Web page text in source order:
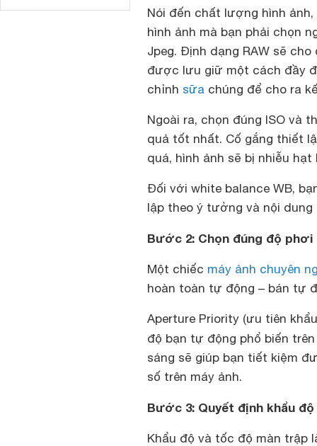
Nói đến chất lượng hình
hình ảnh mà bạn phải chọn
Jpeg. Định dạng RAW sẽ
được lưu giữ một cách đầy
chỉnh sữa chúng để cho ra
Ngoài ra, chọn đúng ISO và
quả tốt nhất. Cố gắng thiết
quá, hình ảnh sẽ bị nhiễu
Đối với white balance WB,
lập theo ý tưởng và nội
Bước 2: Chọn đúng độ phơi
Một chiếc máy ảnh chuyên
hoàn toàn tự động – bán tự
Aperture Priority (ưu tiên
độ bạn tự động phổ biến
sáng sẽ giúp bạn tiết kiệm
số trên máy ảnh.
Bước 3: Quyết định khẩu
Khẩu độ và tốc độ màn trập